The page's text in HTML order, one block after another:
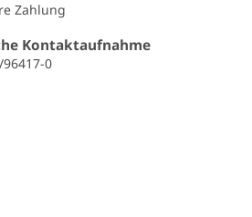
Zahlung
Kontaktaufnahme
96417-0